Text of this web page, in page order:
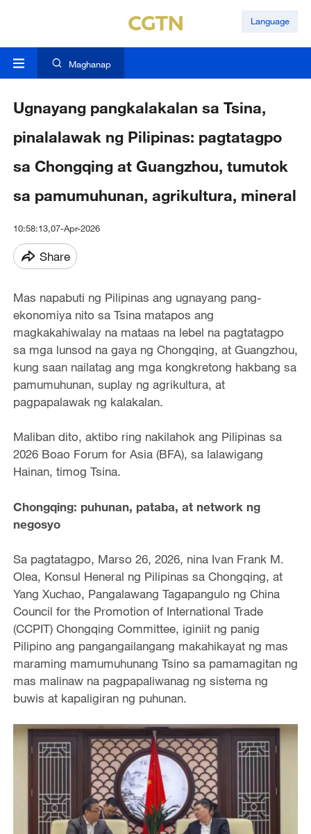
Language
Maghanap
Ugnayang pangkalakalan sa Tsina,
pinalalawak ng Pilipinas: pagtatagpo
sa Chongqing at Guangzhou, tumutok
sa pamumuhunan, agrikultura, mineral
10:58:13,07-Apr-2026
Share
Mas napabuti ng Pilipinas ang ugnayang pang-
ekonomiya nito sa Tsina matapos ang
magkakahiwalay na mataas na lebel na pagtatagpo
sa mga lunsod na gaya ng Chongqing, at Guangzhou,
kung saan nailatag ang mga kongkretong hakbang sa
pamumuhunan, suplay ng agrikultura, at
pagpapalawak ng kalakalan.
Maliban dito, aktibo ring nakilahok ang Pilipinas sa
2026 Boao Forum for Asia (BFA), sa lalawigang
Hainan, timog Tsina.
Chongqing: puhunan, pataba, at network ng
negosyo
Sa pagtatagpo, Marso 26, 2026, nina Ivan Frank M.
Olea, Konsul Heneral ng Pilipinas sa Chongqing, at
Yang Xuchao, Pangalawang Tagapangulo ng China
Council for the Promotion of International Trade
(CCPIT) Chongqing Committee, iginiit ng panig
Pilipino ang pangangailangang makahikayat ng mas
maraming mamumuhunang Tsino sa pamamagitan ng
mas malinaw na pagpapaliwanag ng sistema ng
buwis at kapaligiran ng puhunan.